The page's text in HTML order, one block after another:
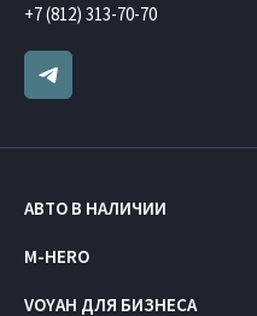
+7 (812) 313-70-70
АВТО В НАЛИЧИИ
M-HERO
VOYAH ДЛЯ БИЗНЕСА